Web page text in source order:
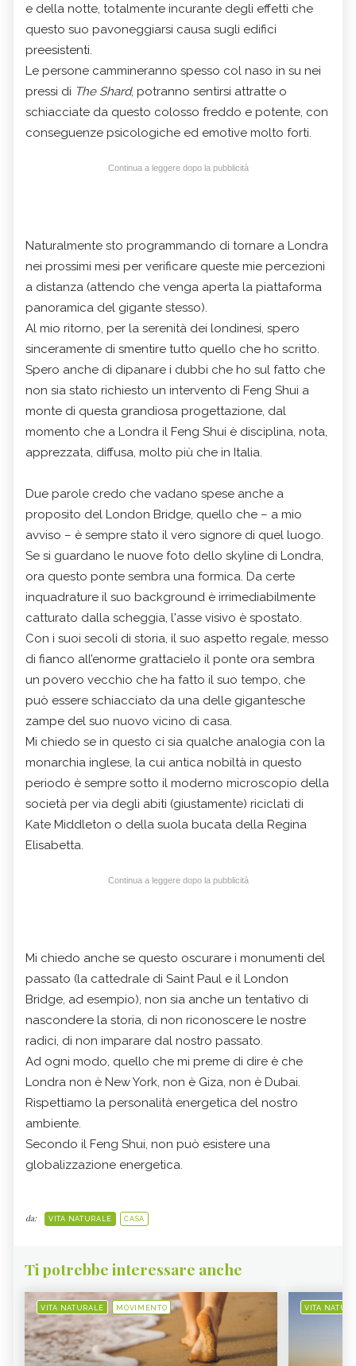
e della notte, totalmente incurante degli effetti che
questo suo pavoneggiarsi causa sugli edifici
preesistenti.
Le persone cammineranno spesso col naso in su nei
pressi di The Shard, potranno sentirsi attratte o
schiacciate da questo colosso freddo e potente, con
conseguenze psicologiche ed emotive molto forti.
Continua a leggere dopo la pubblicità
Naturalmente sto programmando di tornare a Londra
nei prossimi mesi per verificare queste mie percezioni
a distanza (attendo che venga aperta la piattaforma
panoramica del gigante stesso).
Al mio ritorno, per la serenità dei londinesi, spero
sinceramente di smentire tutto quello che ho scritto.
Spero anche di dipanare i dubbi che ho sul fatto che
non sia stato richiesto un intervento di Feng Shui a
monte di questa grandiosa progettazione, dal
momento che a Londra il Feng Shui è disciplina, nota,
apprezzata, diffusa, molto più che in Italia.
Due parole credo che vadano spese anche a
proposito del London Bridge, quello che – a mio
avviso – è sempre stato il vero signore di quel luogo.
Se si guardano le nuove foto dello skyline di Londra,
ora questo ponte sembra una formica. Da certe
inquadrature il suo background è irrimediabilmente
catturato dalla scheggia, l'asse visivo è spostato.
Con i suoi secoli di storia, il suo aspetto regale, messo
di fianco all’enorme grattacielo il ponte ora sembra
un povero vecchio che ha fatto il suo tempo, che
può essere schiacciato da una delle gigantesche
zampe del suo nuovo vicino di casa.
Mi chiedo se in questo ci sia qualche analogia con la
monarchia inglese, la cui antica nobiltà in questo
periodo è sempre sotto il moderno microscopio della
società per via degli abiti (giustamente) riciclati di
Kate Middleton o della suola bucata della Regina
Elisabetta.
Continua a leggere dopo la pubblicità
Mi chiedo anche se questo oscurare i monumenti del
passato (la cattedrale di Saint Paul e il London
Bridge, ad esempio), non sia anche un tentativo di
nascondere la storia, di non riconoscere le nostre
radici, di non imparare dal nostro passato.
Ad ogni modo, quello che mi preme di dire è che
Londra non è New York, non è Giza, non è Dubai.
Rispettiamo la personalità energetica del nostro
ambiente.
Secondo il Feng Shui, non può esistere una
globalizzazione energetica.
da: VITA NATURALE CASA
Ti potrebbe interessare anche
VITA NATURALE MOVIMENTO VITA